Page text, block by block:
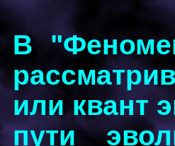
В
или квант
пути